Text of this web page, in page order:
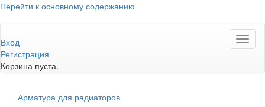
Перейти к основному содержанию
Вход
Регистрация
Корзина пуста.
Арматура для радиаторов